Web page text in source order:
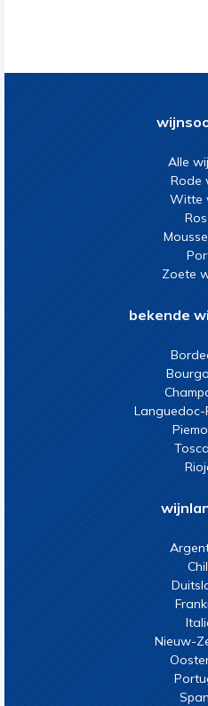
Alle
Rode
Witte
Zoete
bekende
Languedoc-
Nieuw-